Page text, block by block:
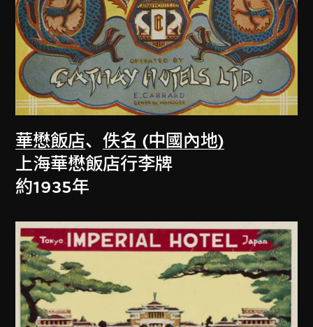
華懋飯店、佚名 (中國內地)
上海華懋飯店行李牌
約1935年